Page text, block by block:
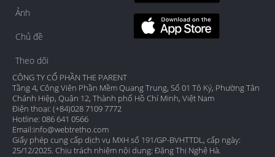
Ảnh
Chủ đề
Theo dõi
CÔNG TY CỔ PHẦN THE PARENT
Tầng 4, Công Viên Phần Mềm Quang Trung, Số 01 Tô Ký, Phường Tân
Chánh Hiệp, Quận 12, Thành phố Hồ Chí Minh, Việt Nam
Điện thoại: (+84)028 7109 7772
Hotline: 086 641 0566
Email:info@webtretho.com
Giấy phép cung cấp dịch vụ MXH số 191/GP-BVHTTDL, cấp ngày:
25/12/2025. Chịu trách nhiệm nội dung: Đặng Thị Nghệ Hà.